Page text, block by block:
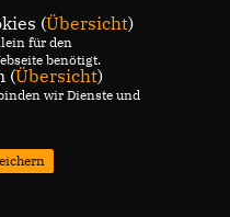
(Übersicht)
für den
benötigt.
(Übersicht)
wir Dienste und